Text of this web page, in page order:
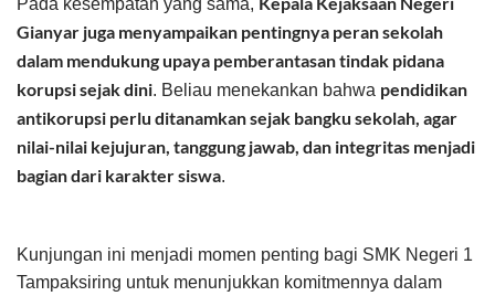
Pada kesempatan yang sama,
Gianyar juga menyampaikan pentingnya peran sekolah
dalam mendukung upaya pemberantasan tindak pidana
korupsi sejak dini. Beliau menekankan bahwa pendidikan
antikorupsi perlu ditanamkan sejak bangku sekolah, agar
nilai-nilai kejujuran, tanggung jawab, dan integritas menjadi
bagian dari karakter siswa.
Kunjungan ini menjadi momen penting bagi SMK Negeri 1
Tampaksiring untuk menunjukkan komitmennya dalam